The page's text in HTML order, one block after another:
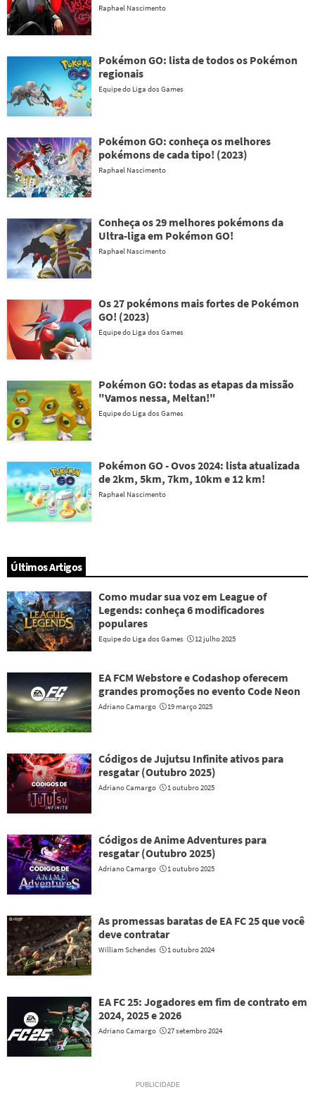
Raphael Nascimento
Pokémon GO: lista de todos os Pokémon
regionais
Equipe do Liga dos Games
Pokémon GO: conheça os melhores
pokémons de cada tipo! (2023)
Raphael Nascimento
Conheça os 29 melhores pokémons da
Ultra-liga em Pokémon GO!
Raphael Nascimento
Os 27 pokémons mais fortes de Pokémon
GO! (2023)
Equipe do Liga dos Games
Pokémon GO: todas as etapas da missão
"Vamos nessa, Meltan!"
Equipe do Liga dos Games
Pokémon GO - Ovos 2024: lista atualizada
de 2km, 5km, 7km, 10km e 12 km!
Raphael Nascimento
Últimos Artigos
Como mudar sua voz em League of
Legends: conheça 6 modificadores
populares
Equipe do Liga dos Games 12 julho 2025
EA FCM Webstore e Codashop oferecem
grandes promoções no evento Code Neon
Adriano Camargo 19 março 2025
Códigos de Jujutsu Infinite ativos para
resgatar (Outubro 2025)
Adriano Camargo 1 outubro 2025
Códigos de Anime Adventures para
resgatar (Outubro 2025)
Adriano Camargo 1 outubro 2025
As promessas baratas de EA FC 25 que você
deve contratar
William Schendes 1 outubro 2024
EA FC 25: Jogadores em fim de contrato em
2024, 2025 e 2026
Adriano Camargo 27 setembro 2024